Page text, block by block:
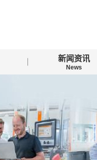
新闻资讯
News